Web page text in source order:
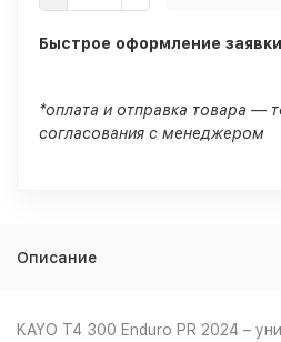
Быстрое оформление
*оплата и отправка товара —
согласования с менеджером
Описание
KAYO T4 300 Enduro PR 2024 –